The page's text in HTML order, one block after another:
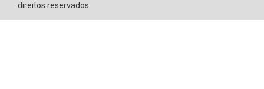
direitos reservados